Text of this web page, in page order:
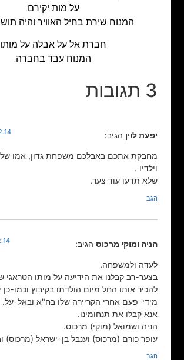
על מות יקירם.
המנוח שירת בחיל האוויר והיה
חברת אל על אבלה על
המנוח עבד בחברה.
3 תגובות
יפעת לוין הגיב:
מחבקת אתכם באבלכם משפחת גדון, אמו של
וילדיו .
שלא תדעו עוד צער.
הגב
הניה ומוקי מרכוס הגיב:
לעדה ולמשפחה.
בצער-רב קבלנו את הידיעה על מותו הטראגי
להכיר אותו החל מיום הולדתו בקיבוץ וכמו-כן
מידי-פעם אחרי הקריירה שלו בח"א ובאל-על.
אנא קבלו את תנחומינו.
הניה ושמואל (מוקי) מרכוס.
עופר כורם (מרכוס) וענבל בן-ישראל
הגב